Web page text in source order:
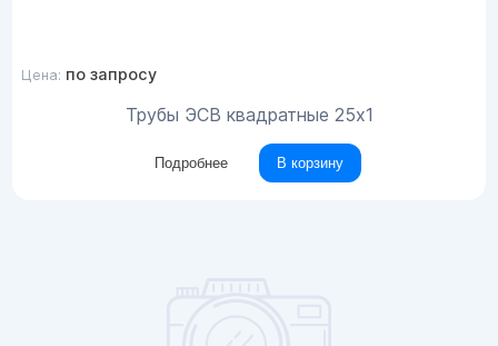
Цена: по запросу
Трубы ЭСВ квадратные 25х1
Подробнее В корзину